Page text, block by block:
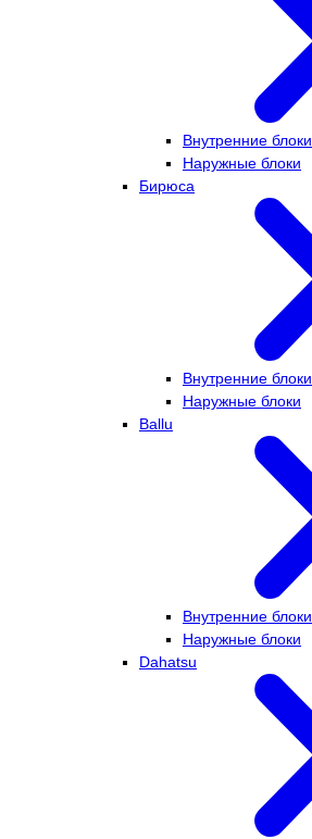
Внутренние блоки
Наружные блоки
Бирюса
Внутренние блоки
Наружные блоки
Ballu
Внутренние блоки
Наружные блоки
Dahatsu